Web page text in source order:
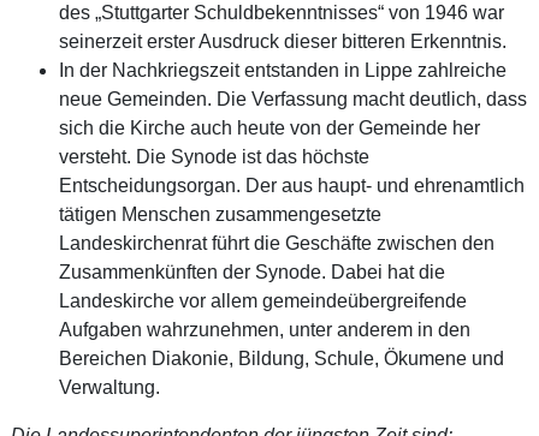
des „Stuttgarter Schuldbekenntnisses“ von 1946 war
seinerzeit erster Ausdruck dieser bitteren Erkenntnis.
In der Nachkriegszeit entstanden in Lippe zahlreiche
neue Gemeinden. Die Verfassung macht deutlich, dass
sich die Kirche auch heute von der Gemeinde her
versteht. Die Synode ist das höchste
Entscheidungsorgan. Der aus haupt- und ehrenamtlich
tätigen Menschen zusammengesetzte
Landeskirchenrat führt die Geschäfte zwischen den
Zusammenkünften der Synode. Dabei hat die
Landeskirche vor allem gemeindeübergreifende
Aufgaben wahrzunehmen, unter anderem in den
Bereichen Diakonie, Bildung, Schule, Ökumene und
Verwaltung.